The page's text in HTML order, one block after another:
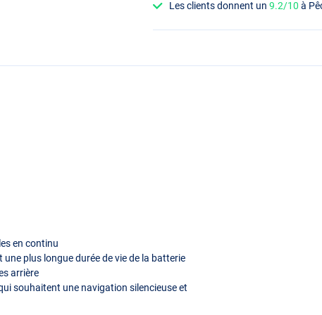
Les clients donnent un9.2/10 à
en continu
plus longue durée de vie de la batterie
arrière
souhaitent une navigation silencieuse et